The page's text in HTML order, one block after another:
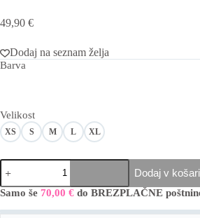
49,90 €
Dodaj na seznam želja
Barva
Velikost
XS S M L XL
Barvne
elastične
jeans
hlače
količina
Dodaj v
Samo še 70,00 € do BREZPLAČNE